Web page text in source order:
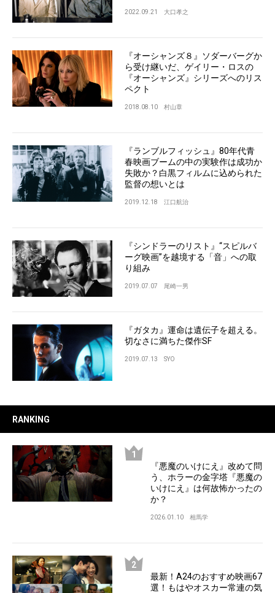
2022.09.21 大口孝之
『オーシャンズ８』ソダーバーグか
ら受け継いだ、ゲイリー・ロスの
『オーシャンズ』シリーズへのリス
ペクト
2018.08.10 村山章
『ランブルフィッシュ』80年代青
春映画ブームの中の実験作は成功か
失敗か？白黒フィルムに込められた
監督の想いとは
2019.12.18 江口航治
『シンドラーのリスト』“スピルバ
ーグ映画”を越境する「音」への取
り組み
2019.07.07 尾崎一男
『ガタカ』運命は遺伝子を超える。
切なさに満ちた傑作SF
2019.07.13 SYO
RANKING
『悪魔のいけにえ』改めて問
う、ホラーの金字塔『悪魔の
いけにえ』は何故怖かったの
か？
2026.01.10 相馬学
最新！A24のおすすめ映画67
選！もはやオスカー常連の気